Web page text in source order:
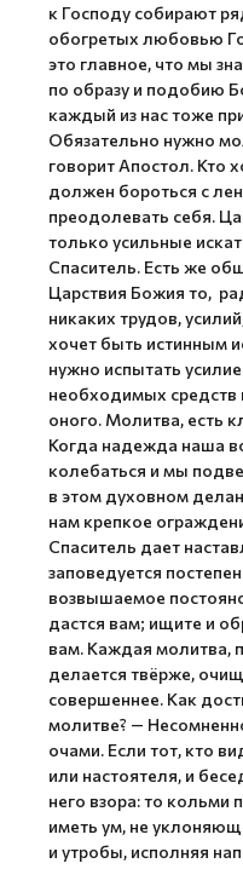
к Господу собирают
обогретых любовью
это главное, что мы
по образу и подобию
каждый из нас тоже
Обязательно нужно
говорит Апостол. Кто
должен бороться с
преодолевать себя.
только усильные
Спаситель. Есть же
Царствия Божия то,
никаких трудов,
хочет быть истинным
нужно испытать
необходимых средств
оного. Молитва, есть
Когда надежда наша
колебаться и мы
в этом духовном
нам крепкое
Спаситель дает
заповедуется
возвышаемое
дастся вам; ищите и
вам. Каждая молитва,
делается твёрже,
совершеннее. Как
молитве? —
очами. Если тот, кто
или настоятеля, и
него взора: то кольми
иметь ум, не
и утробы, исполняя